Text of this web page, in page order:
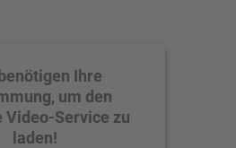
Ihre
um den
Video-Service zu
laden!